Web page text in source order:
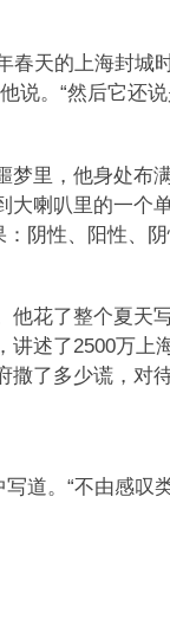
春天的上海封城
说。“然后它还
梦里，他身处布
大喇叭里的一个
：阴性、阳性、
他花了整个夏天
讲述了2500万上
撒了多少谎，对
道。“不由感叹